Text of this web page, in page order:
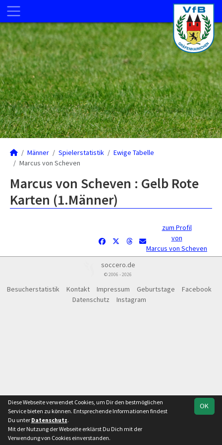
Männer Spielerstatistik
Ewige Tabelle
Marcus von Scheven
Marcus von Scheven : Gelb Rote
Karten (1.Männer)
zum Profil
von
Marcus von Scheven
soccero.de
© 2006 - 2026
Besucherstatistik Kontakt Impressum Geburtstage
Facebook
Datenschutz
Instagram
OK
Diese Webseite verwendet Cookies, um Dir den bestmöglichen
Service bieten zu können. Entsprechende Informationen findest
Du unter Datenschutz.
Mit der Nutzung der Webseite erklärst Du Dich mit der
Verwendung von Cookies einverstanden.